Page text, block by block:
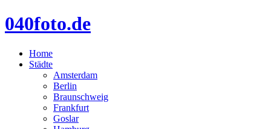
040foto.de
Home
Städte
Amsterdam
Berlin
Braunschweig
Frankfurt
Goslar